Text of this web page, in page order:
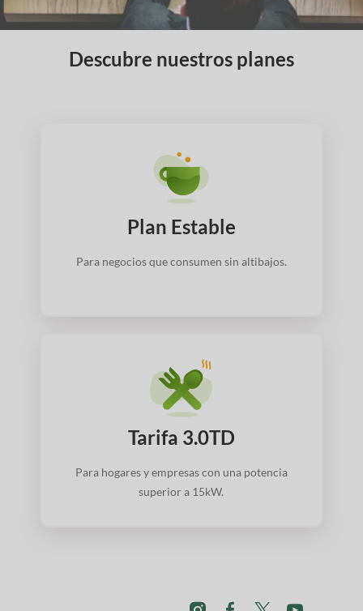
Descubre nuestros planes
Plan Estable
Para negocios que consumen sin altibajos.
Tarifa 3.0TD
Para hogares y empresas con una potencia
superior a 15kW.